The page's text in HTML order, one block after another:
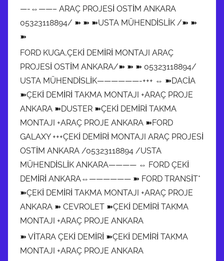
—-⇔——– ARAÇ PROJESİ OSTİM ANKARA
05323118894/ ➽ ➽ ➽USTA MÜHENDİSLİK /➽ ➽
➽
FORD KUGA,ÇEKİ DEMİRİ MONTAJI ARAÇ
PROJESİ OSTİM ANKARA/➽ ➽ ➽ 05323118894/
USTA MÜHENDİSLİK——————-+++ ⇔ ➽DACİA
➽ÇEKİ DEMİRİ TAKMA MONTAJI +ARAÇ PROJE
ANKARA ➽DUSTER ➽ÇEKİ DEMİRİ TAKMA
MONTAJI +ARAÇ PROJE ANKARA ➽FORD
GALAXY +++ÇEKİ DEMİRİ MONTAJI ARAÇ PROJESİ
OSTİM ANKARA /05323118894 /USTA
MÜHENDİSLİK ANKARA———— ⇔ FORD ÇEKİ
DEMİRİ ANKARA⇔—————— ➽ FORD TRANSİT*
➽ÇEKİ DEMİRİ TAKMA MONTAJI +ARAÇ PROJE
ANKARA ➽ CEVROLET ➽ÇEKİ DEMİRİ TAKMA
MONTAJI +ARAÇ PROJE ANKARA
➽ VİTARA ÇEKİ DEMİRİ ➽ÇEKİ DEMİRİ TAKMA
MONTAJI +ARAÇ PROJE ANKARA